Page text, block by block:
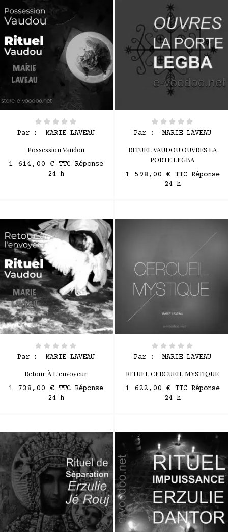
Par : MARIE LAVEAU
Possession Vaudou
1 614,00 € TTC Réponse
24 h
Par : MARIE LAVEAU
RITUEL VAUDOU OUVRES LA
PORTE LEGBA
1 598,00 € TTC Réponse
24 h
Par : MARIE LAVEAU
Retour À L'envoyeur
1 738,00 € TTC Réponse
24 h
Par : MARIE LAVEAU
RITUEL CERCUEIL MYSTIQUE
1 622,00 € TTC Réponse
24 h